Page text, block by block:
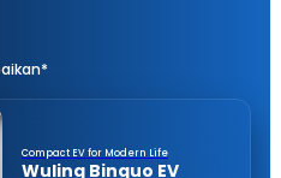
Compact EV for Modern Life
Wuling Binguo EV